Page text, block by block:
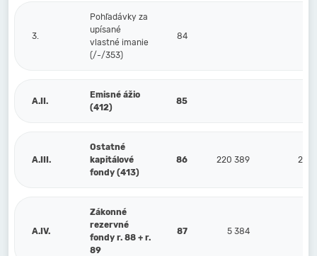
3.
Pohľadávky za
upísané
vlastné imanie
(/-/353)
84
A.II.
Emisné ážio
(412)
85
A.III.
Ostatné
kapitálové
fondy (413)
86 220 389 220
A.IV.
Zákonné
rezervné
fondy r. 88 + r.
89
87 5 384